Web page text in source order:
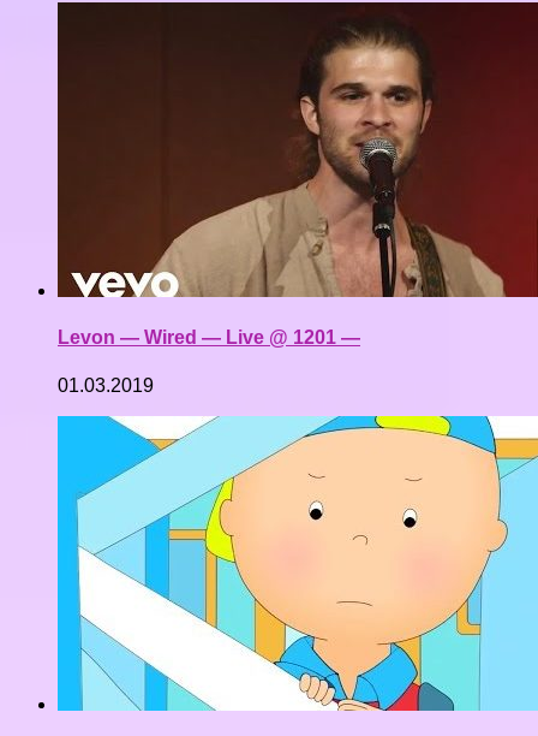
Levon — Wired — Live @ 1201 —
01.03.2019